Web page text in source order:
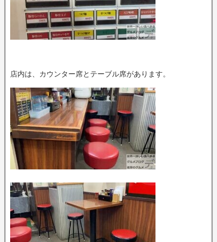
店内は、カウンター席とテーブル席があります。